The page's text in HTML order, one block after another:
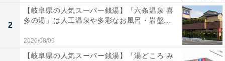
2
【岐阜県の人気スーパー銭湯】「六条温泉 喜
多の湯」は人工温泉や多彩なお風呂・岩盤...
2026/08/09
【岐阜県の人気スーパー銭湯】「湯どころ み